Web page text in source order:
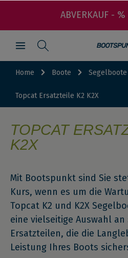
ABVERKAUF - %
Home Boote Segelboote
Topcat Ersatzteile K2 K2X
TOPCAT
K2X
Mit Bootspunkt sind Sie
Kurs, wenn es um die
Topcat K2 und K2X
eine vielseitige Auswahl
Ersatzteilen, die die
Leistung Ihres Boots